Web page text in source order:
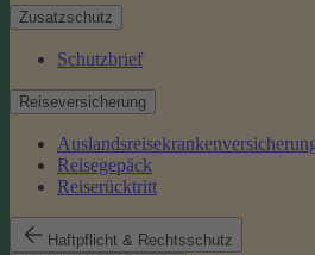
Zusatzschutz
Schutzbrief
Reiseversicherung
Reisegepäck
Reiserücktritt
Haftpflicht & Rechtsschutz